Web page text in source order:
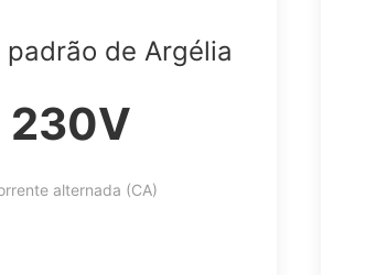
padrão de Argélia
230V
alternada (CA)